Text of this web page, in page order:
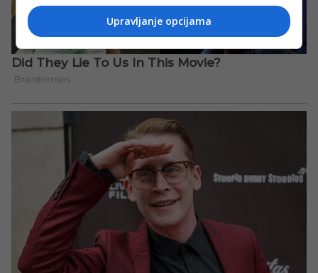
Upravljanje opcijama